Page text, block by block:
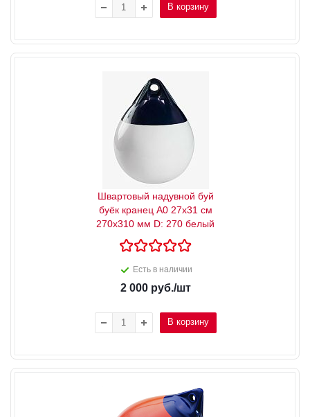
В корзину
Швартовый надувной буй
буёк кранец А0 27x31 см
270x310 мм D: 270 белый
Есть в наличии
2 000руб./шт
В корзину